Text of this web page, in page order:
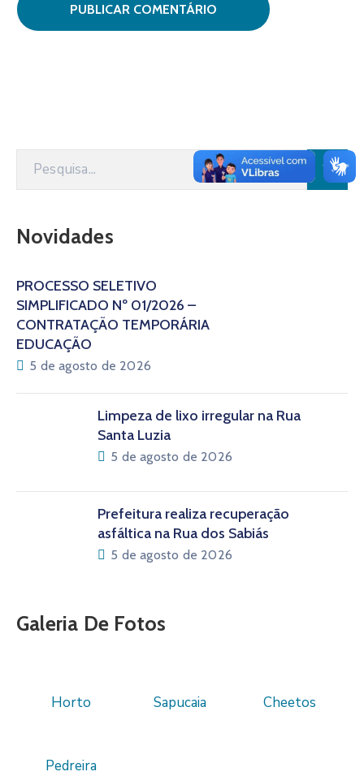
Novidades
PROCESSO SELETIVO
SIMPLIFICADO Nº 01/2026 –
CONTRATAÇÃO TEMPORÁRIA
EDUCAÇÃO
5 de agosto de 2026
Limpeza de lixo irregular na Rua
Santa Luzia
5 de agosto de 2026
Prefeitura realiza recuperação
asfáltica na Rua dos Sabiás
5 de agosto de 2026
Galeria De Fotos
Horto Sapucaia Cheetos
Pedreira